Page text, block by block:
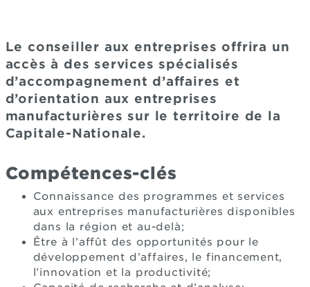
Le conseiller aux entreprises offrira un
accès à des services spécialisés
d’accompagnement d’affaires et
d’orientation aux entreprises
manufacturières sur le territoire de la
Capitale-Nationale.
Compétences-clés
Connaissance des programmes et services
aux entreprises manufacturières disponibles
dans la région et au-delà;
Être à l’affût des opportunités pour le
développement d’affaires, le financement,
l’innovation et la productivité;